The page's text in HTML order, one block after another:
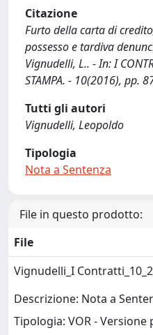
Citazione
Furto della carta di
possesso e tardiva
Vignudelli, L.. - In: I
STAMPA. - 10(2016), pp.
Tutti gli autori
Vignudelli, Leopoldo
Tipologia
Nota a Sentenza
File in questo prodotto:
File
Vignudelli_I
Descrizione: Nota a
Tipologia: VOR -